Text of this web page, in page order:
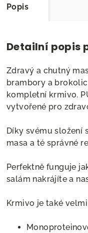
Popis
Detailní popis
Zdravý a chutný
brambory a
kompletní krmivo.
vytvořené pro
Díky svému složení
masa a té správné
Perfektně funguje
salám nakrájíte a
Krmivo je také